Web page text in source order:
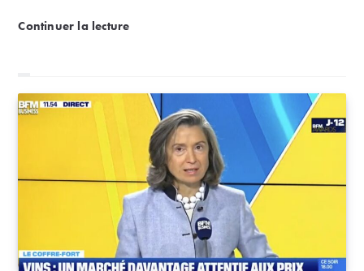
Continuer la lectureLes vins de Sauternes et autres liquoreux sont-ils